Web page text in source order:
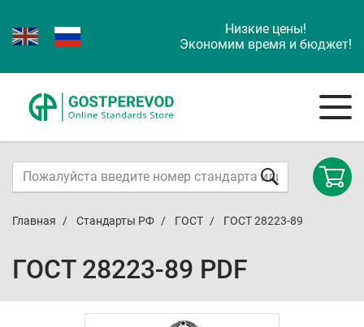
Низкие цены!
Экономим время и бюджет!
Главная Стандарты РФ ГОСТ ГОСТ 28223-89
ГОСТ 28223-89 PDF